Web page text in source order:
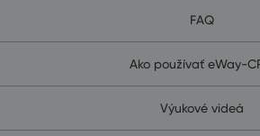
FAQ
Ako používať eWay-
Výukové videá